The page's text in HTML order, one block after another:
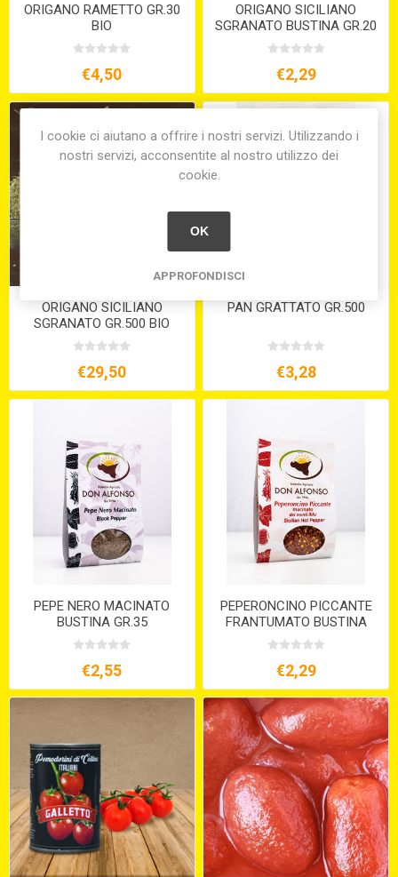
ORIGANO RAMETTO GR.30
BIO
€4,50
ORIGANO SICILIANO
SGRANATO BUSTINA GR.20
€2,29
ORIGANO SICILIANO
SGRANATO GR.500 BIO
€29,50
PAN GRATTATO GR.500
€3,28
PEPE NERO MACINATO
BUSTINA GR.35
€2,55
PEPERONCINO PICCANTE
FRANTUMATO BUSTINA
GR.35
€2,29
I cookie ci aiutano a offrire i nostri servizi. Utilizzando i
nostri servizi, acconsentite al nostro utilizzo dei
cookie.
OK
APPROFONDISCI